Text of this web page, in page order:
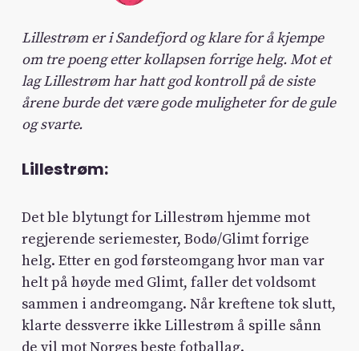
Lillestrøm er i Sandefjord og klare for å kjempe
om tre poeng etter kollapsen forrige helg. Mot et
lag Lillestrøm har hatt god kontroll på de siste
årene burde det være gode muligheter for de gule
og svarte.
Lillestrøm:
Det ble blytungt for Lillestrøm hjemme mot
regjerende seriemester, Bodø/Glimt forrige
helg. Etter en god førsteomgang hvor man var
helt på høyde med Glimt, faller det voldsomt
sammen i andreomgang. Når kreftene tok slutt,
klarte dessverre ikke Lillestrøm å spille sånn
de vil mot Norges beste fotballag.